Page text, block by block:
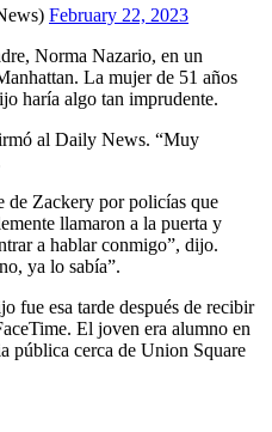
February 22, 2023
Norma Nazario, en un
La mujer de 51 años
haría algo tan imprudente.
al Daily News. “Muy
de Zackery por policías que
llamaron a la puerta y
a hablar conmigo”, dijo.
ya lo sabía”.
fue esa tarde después de recibir
El joven era alumno en
pública cerca de Union Square